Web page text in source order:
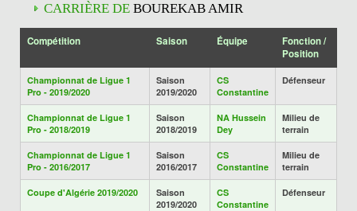
CARRIÈRE DE BOUREKAB AMIR
Compétition Saison Équipe
Fonction /
Position
Championnat de Ligue 1
Pro - 2019/2020
Saison
2019/2020
CS
Constantine
Défenseur
Championnat de Ligue 1
Pro - 2018/2019
Saison
2018/2019
NA Hussein
Dey
Milieu de
terrain
Championnat de Ligue 1
Pro - 2016/2017
Saison
2016/2017
CS
Constantine
Milieu de
terrain
Coupe d'Algérie 2019/2020
Saison
2019/2020
CS
Constantine
Défenseur